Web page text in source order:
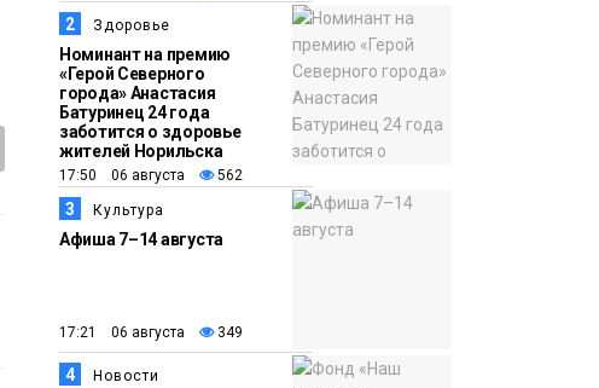
13:47
Новости
Заполярный
транспортный филиал
в Дудинке
заасфальтировал 47
тысяч «квадратов»
грузовых площадок
Животные
закрыли из-за
появления медведя
2 Здоровье
Номинант на премию
«Герой Северного
города» Анастасия
Батуринец 24 года
заботится о здоровье
жителей Норильска
17:50 06 августа 562
3 Культура
Афиша 7–14 августа
17:21 06 августа 349
4 Новости